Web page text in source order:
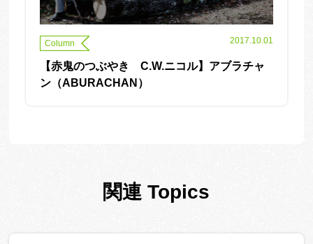
Column 2017.10.01
【赤鬼のつぶやき C.W.ニコル】アブラチャ
ン（ABURACHAN）
関連 Topics